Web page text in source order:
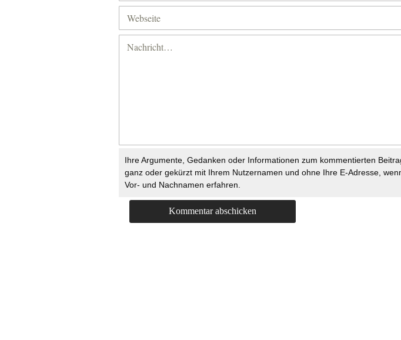
Ihre Argumente, Gedanken oder Informationen zum kommentierten
ganz oder gekürzt mit Ihrem Nutzernamen und ohne Ihre E-Adresse,
Vor- und Nachnamen erfahren.